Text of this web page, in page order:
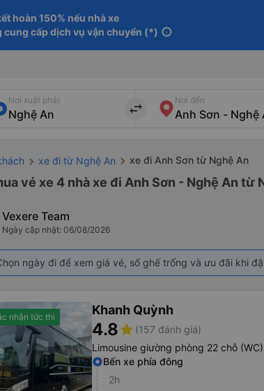
hoàn 150% nếu nhà xe
cung cấp dịch vụ vận chuyển (*) info
Nơi xuất phát
import_export
Nơi đến
xe đi từ Nghệ An xe đi Anh Sơn từ Nghệ An
vé xe 4 nhà xe đi Anh Sơn - Nghệ An
Vexere Team
Ngày cập nhật: 06/08/2026
ngày đi để xem giá vé, số ghế trống và ưu đãi khi
nhận tức thì Khanh Quỳnh
4.8star (157 đánh giá)
Limousine giường phòng 22 chỗ (WC)
Bến xe phía đông
2h